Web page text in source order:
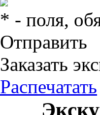
* - поля,
Отправить
Заказать
Распечатать